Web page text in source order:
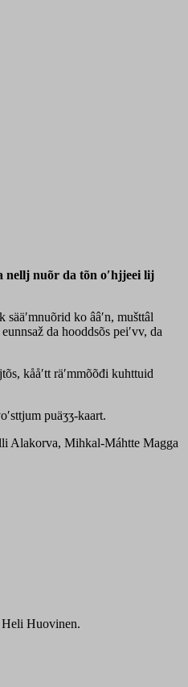
nellj nuõr da tõn oʹhjjeei lij
ko ââʹn, mušttâl
da hooddsõs peiʹvv, da
kååʹtt räʹmmõõđi kuhttuid
puäʒʒ-kaart.
Alakorva, Mihkal-Máhtte Magga
Heli Huovinen.